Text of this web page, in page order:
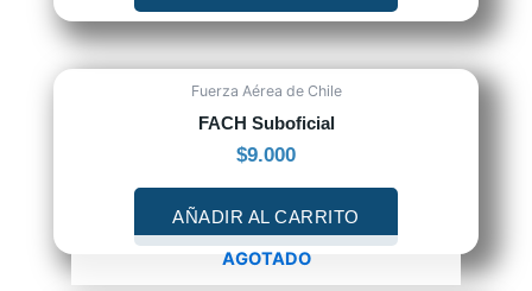
Fuerza Aérea de Chile
FACH Suboficial
$9.000
AÑADIR AL CARRITO
AGOTADO